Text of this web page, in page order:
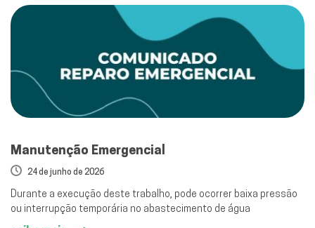
Manutenção Emergencial
24 de junho de 2026
Durante a execução deste trabalho, pode ocorrer baixa pressão
ou interrupção temporária no abastecimento de água